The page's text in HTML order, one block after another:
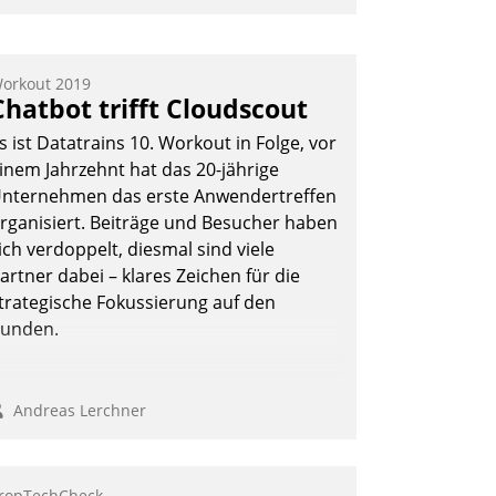
kurzweilige Einblicke in
Cloud-Strategien und -
mit hohem Zukunftspotenzial.
Andreas Lerchner
2019
trifft Cloudscout
ist Datatrains 10. Workout in Folge, vor
Jahrzehnt hat das 20-jährige
das erste Anwendertreffen
Beiträge und Besucher haben
verdoppelt, diesmal sind viele
dabei – klares Zeichen für die
Fokussierung auf den
Andreas Lerchner